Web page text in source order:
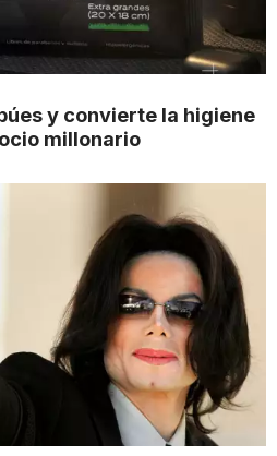
y convierte la higiene
millonario